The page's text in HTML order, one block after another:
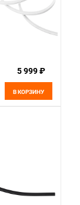
5 999 ₽
В КОРЗИНУ